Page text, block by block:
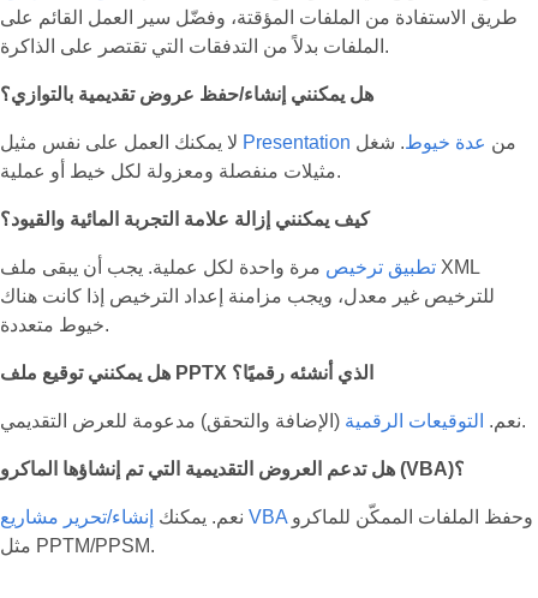
طريق الاستفادة من الملفات المؤقتة، وفضّل سير العمل القائم على
الملفات بدلاً من التدفقات التي تقتصر على الذاكرة.
هل يمكنني إنشاء/حفظ عروض تقديمية بالتوازي؟
Presentation من عدة خيوط. شغل
مثيلات منفصلة ومعزولة لكل خيط أو عملية.
كيف يمكنني إزالة علامة التجربة المائية والقيود؟
تطبيق ترخيص مرة واحدة لكل عملية. يجب أن يبقى ملف XML
للترخيص غير معدل، ويجب مزامنة إعداد الترخيص إذا كانت هناك
خيوط متعددة.
هل يمكنني توقيع ملف PPTX الذي أنشئه رقميًا؟
نعم. التوقيعات الرقمية (الإضافة والتحقق) مدعومة للعرض التقديمي.
هل تدعم العروض التقديمية التي تم إنشاؤها الماكرو (VBA)؟
نعم. يمكنك إنشاء/تحرير مشاريع VBA
مثل PPTM/PPSM.